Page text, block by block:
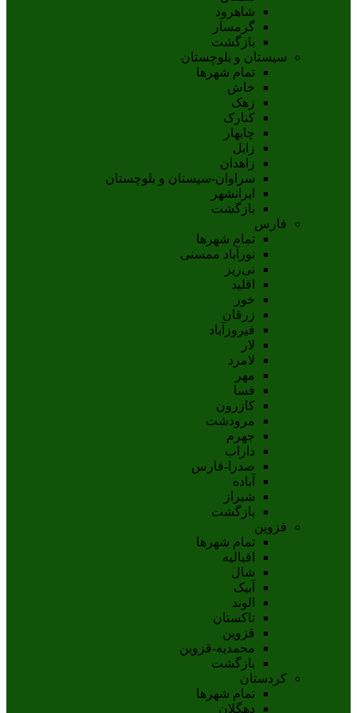
شاهرود
گرمسار
بازگشت
سیستان و بلوچستان
تمام شهر‌ها
خاش
زهک
کنارک
چابهار
زابل
زاهدان
سراوان-سيستان و بلوچستان
ايرانشهر
بازگشت
فارس
تمام شهر‌ها
نورآباد ممسنی
نی‌ریز
اقلید
خور
زرقان
فیروزآباد
لار
لامرد
مهر
فسا
کازرون
مرودشت
جهرم
داراب
صدرا-فارس
آباده
شيراز
بازگشت
قزوین
تمام شهر‌ها
اقبالیه
شال
آبيک
الوند
تاکستان
قزوين
محمديه-قزوين
بازگشت
کردستان
تمام شهر‌ها
دهگلان